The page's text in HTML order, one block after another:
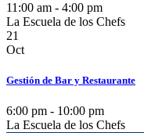
11:00 am - 4:00 pm
La Escuela de los Chefs
21
Oct
Gestión de Bar y Restaurante
6:00 pm - 10:00 pm
La Escuela de los Chefs